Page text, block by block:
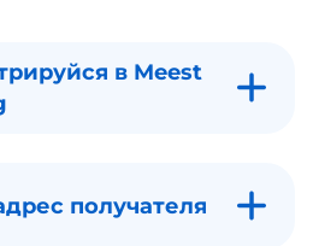
в Meest
получателя